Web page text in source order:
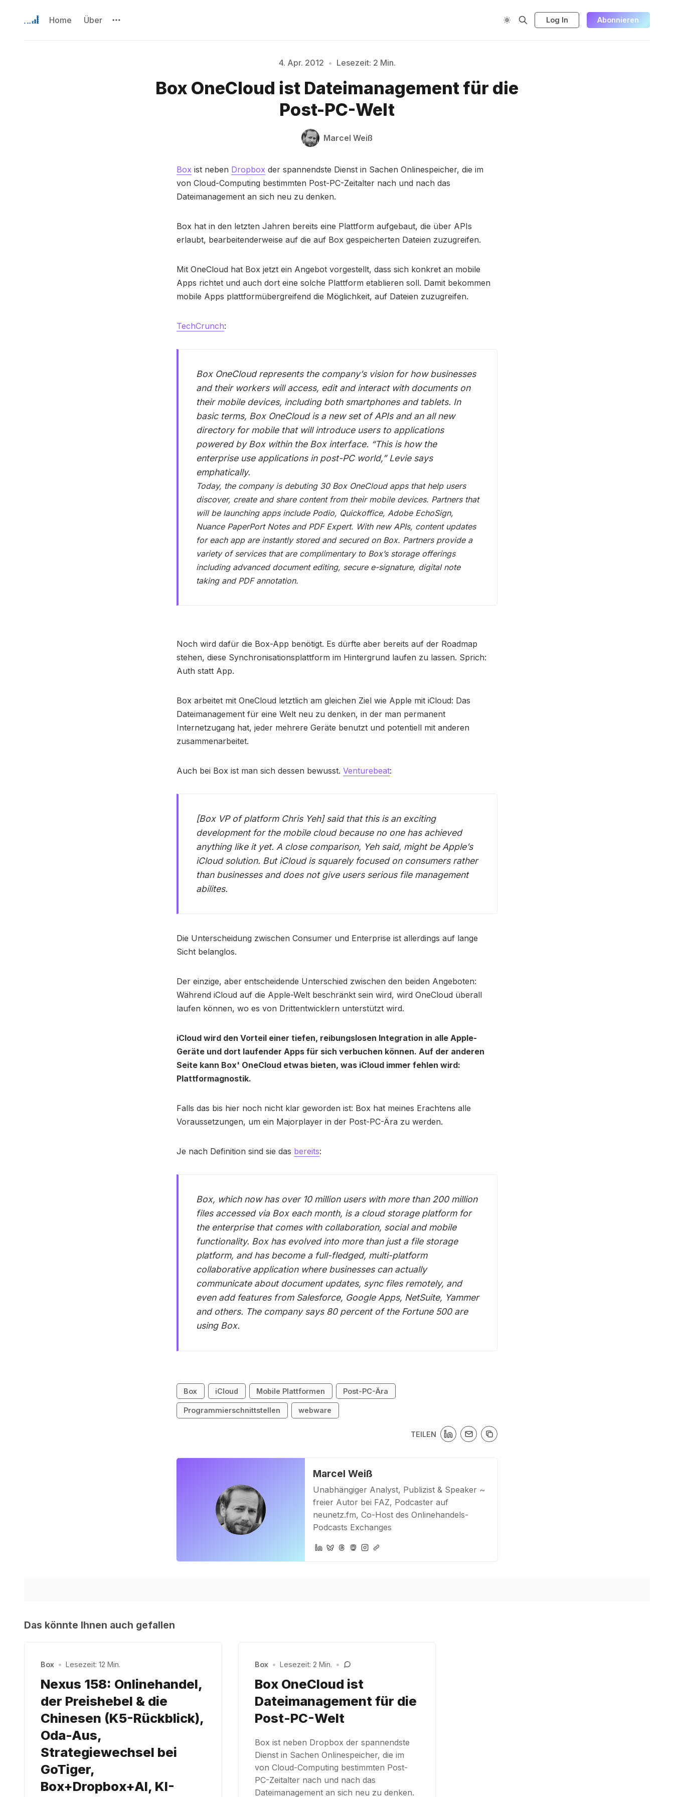
Home Über Log In Abonnieren
Bitte geben Sie mindestens 3 Zeichen ein
4. Apr. 2012 • Lesezeit: 2 Min.
Box OneCloud ist Dateimanagement für die
Post-PC-Welt
Marcel Weiß
Box ist neben Dropbox der spannendste Dienst in Sachen Onlinespeicher, die im
von Cloud-Computing bestimmten Post-PC-Zeitalter nach und nach das
Dateimanagement an sich neu zu denken.
Box hat in den letzten Jahren bereits eine Plattform aufgebaut, die über APIs
erlaubt, bearbeitenderweise auf die auf Box gespeicherten Dateien zuzugreifen.
Mit OneCloud hat Box jetzt ein Angebot vorgestellt, dass sich konkret an mobile
Apps richtet und auch dort eine solche Plattform etablieren soll. Damit bekommen
mobile Apps plattformübergreifend die Möglichkeit, auf Dateien zuzugreifen.
TechCrunch:
Box OneCloud represents the company’s vision for how businesses
and their workers will access, edit and interact with documents on
their mobile devices, including both smartphones and tablets. In
basic terms, Box OneCloud is a new set of APIs and an all new
directory for mobile that will introduce users to applications
powered by Box within the Box interface. “This is how the
enterprise use applications in post-PC world,” Levie says
emphatically.
Today, the company is debuting 30 Box OneCloud apps that help users
discover, create and share content from their mobile devices. Partners that
will be launching apps include Podio, Quickoffice, Adobe EchoSign,
Nuance PaperPort Notes and PDF Expert. With new APIs, content updates
for each app are instantly stored and secured on Box. Partners provide a
variety of services that are complimentary to Box’s storage offerings
including advanced document editing, secure e-signature, digital note
taking and PDF annotation.
Noch wird dafür die Box-App benötigt. Es dürfte aber bereits auf der Roadmap
stehen, diese Synchronisationsplattform im Hintergrund laufen zu lassen. Sprich:
Auth statt App.
Box arbeitet mit OneCloud letztlich am gleichen Ziel wie Apple mit iCloud: Das
Dateimanagement für eine Welt neu zu denken, in der man permanent
Internetzugang hat, jeder mehrere Geräte benutzt und potentiell mit anderen
zusammenarbeitet.
Auch bei Box ist man sich dessen bewusst. Venturebeat:
[Box VP of platform Chris Yeh] said that this is an exciting
development for the mobile cloud because no one has achieved
anything like it yet. A close comparison, Yeh said, might be Apple’s
iCloud solution. But iCloud is squarely focused on consumers rather
than businesses and does not give users serious file management
abilites.
Die Unterscheidung zwischen Consumer und Enterprise ist allerdings auf lange
Sicht belanglos.
Der einzige, aber entscheidende Unterschied zwischen den beiden Angeboten:
Während iCloud auf die Apple-Welt beschränkt sein wird, wird OneCloud überall
laufen können, wo es von Drittentwicklern unterstützt wird.
iCloud wird den Vorteil einer tiefen, reibungslosen Integration in alle Apple-
Geräte und dort laufender Apps für sich verbuchen können. Auf der anderen
Seite kann Box' OneCloud etwas bieten, was iCloud immer fehlen wird:
Plattformagnostik.
Falls das bis hier noch nicht klar geworden ist: Box hat meines Erachtens alle
Voraussetzungen, um ein Majorplayer in der Post-PC-Ära zu werden.
Je nach Definition sind sie das bereits:
Box, which now has over 10 million users with more than 200 million
files accessed via Box each month, is a cloud storage platform for
the enterprise that comes with collaboration, social and mobile
functionality. Box has evolved into more than just a file storage
platform, and has become a full-fledged, multi-platform
collaborative application where businesses can actually
communicate about document updates, sync files remotely, and
even add features from Salesforce, Google Apps, NetSuite, Yammer
and others. The company says 80 percent of the Fortune 500 are
using Box.
Box iCloud Mobile Plattformen Post-PC-Ära
Programmierschnittstellen webware
TEILEN
Marcel Weiß
Unabhängiger Analyst, Publizist & Speaker ~
freier Autor bei FAZ, Podcaster auf
neunetz.fm, Co-Host des Onlinehandels-
Podcasts Exchanges
Das könnte Ihnen auch gefallen
Box • Lesezeit: 12 Min.
Nexus 158: Onlinehandel,
der Preishebel & die
Chinesen (K5-Rückblick),
Oda-Aus,
Strategiewechsel bei
GoTiger,
Box+Dropbox+AI, KI-
Box • Lesezeit: 2 Min. •
Box OneCloud ist
Dateimanagement für die
Post-PC-Welt
Box ist neben Dropbox der spannendste
Dienst in Sachen Onlinespeicher, die im
von Cloud-Computing bestimmten Post-
PC-Zeitalter nach und nach das
Dateimanagement an sich neu zu denken.